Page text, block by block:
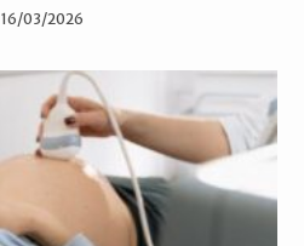
16/03/2026